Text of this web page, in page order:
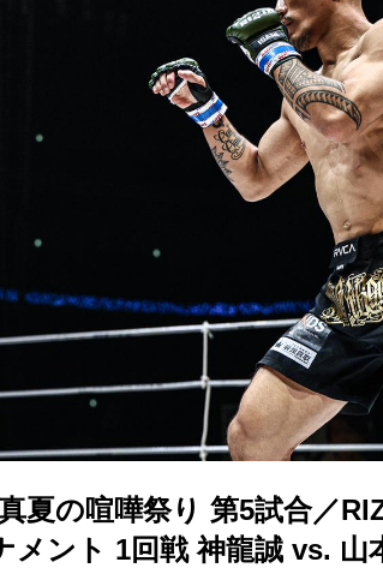
夏の喧嘩祭り 第5試合／
メント 1回戦 神龍誠 vs. 山